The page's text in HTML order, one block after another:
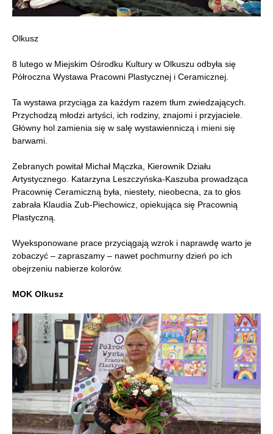
Olkusz
8 lutego w Miejskim Ośrodku Kultury w Olkuszu odbyła się
Półroczna Wystawa Pracowni Plastycznej i Ceramicznej.
Ta wystawa przyciąga za każdym razem tłum zwiedzających.
Przychodzą młodzi artyści, ich rodziny, znajomi i przyjaciele.
Główny hol zamienia się w salę wystawienniczą i mieni się
barwami.
Zebranych powitał Michał Mączka, Kierownik Działu
Artystycznego. Katarzyna Leszczyńska-Kaszuba prowadząca
Pracownię Ceramiczną była, niestety, nieobecna, za to głos
zabrała Klaudia Zub-Piechowicz, opiekująca się Pracownią
Plastyczną.
Wyeksponowane prace przyciągają wzrok i naprawdę warto je
zobaczyć – zapraszamy – nawet pochmurny dzień po ich
obejrzeniu nabierze kolorów.
MOK Olkusz